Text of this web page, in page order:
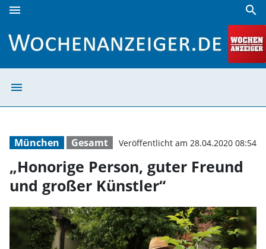
menu search
menu
München Gesamt Veröffentlicht am 28.04.2020 08:54
„Honorige Person, guter Freund
und großer Künstler“